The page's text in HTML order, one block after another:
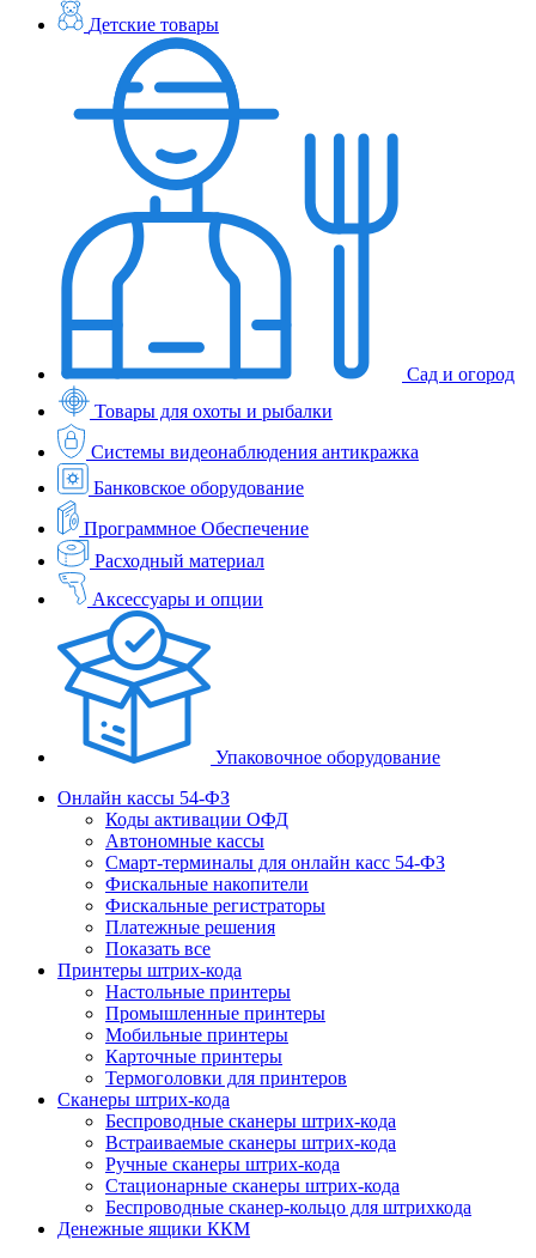
Детские товары
Сад и огород
Товары для охоты и рыбалки
Системы видеонаблюдения антикражка
Банковское оборудование
Программное Обеспечение
Расходный материал
Аксессуары и опции
Упаковочное оборудование
Онлайн кассы 54-ФЗ
Коды активации ОФД
Автономные кассы
Смарт-терминалы для онлайн касс 54-ФЗ
Фискальные накопители
Фискальные регистраторы
Платежные решения
Показать все
Принтеры штрих-кода
Настольные принтеры
Промышленные принтеры
Мобильные принтеры
Карточные принтеры
Термоголовки для принтеров
Сканеры штрих-кода
Беспроводные сканеры штрих-кода
Встраиваемые сканеры штрих-кода
Ручные сканеры штрих-кода
Стационарные сканеры штрих-кода
Беспроводные сканер-кольцо для штрихкода
Денежные ящики ККМ